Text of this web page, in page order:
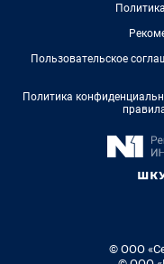
Пользовательское
Политика
© ООО